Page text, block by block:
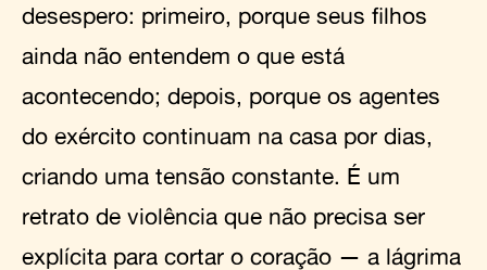
desespero: primeiro, porque seus filhos
ainda não entendem o que está
acontecendo; depois, porque os agentes
do exército continuam na casa por dias,
criando uma tensão constante. É um
retrato de violência que não precisa ser
explícita para cortar o coração — a lágrima